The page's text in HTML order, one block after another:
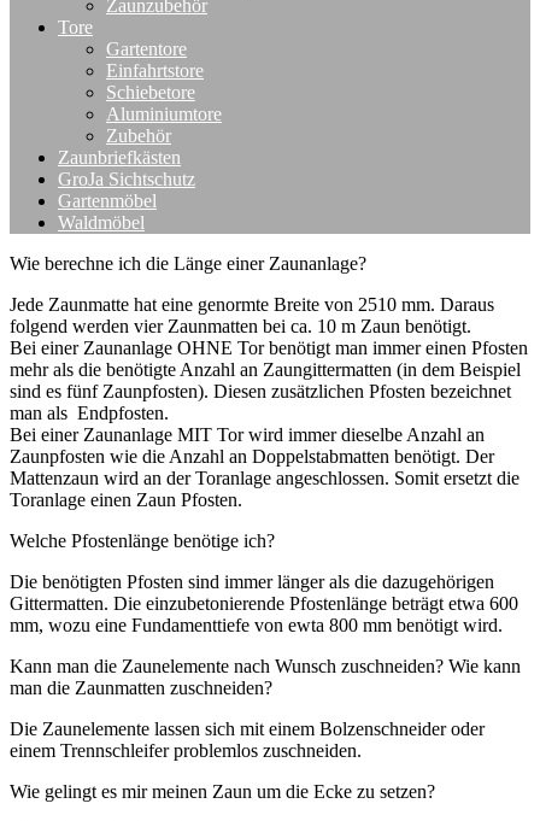
Zaunzubehör
Tore
Gartentore
Einfahrtstore
Schiebetore
Aluminiumtore
Zubehör
Zaunbriefkästen
GroJa Sichtschutz
Gartenmöbel
Waldmöbel
Wie berechne ich die Länge einer Zaunanlage?
Jede Zaunmatte hat eine genormte Breite von 2510 mm. Daraus
folgend werden vier Zaunmatten bei ca. 10 m Zaun benötigt.
Bei einer Zaunanlage OHNE Tor benötigt man immer einen Pfosten
mehr als die benötigte Anzahl an Zaungittermatten (in dem Beispiel
sind es fünf Zaunpfosten). Diesen zusätzlichen Pfosten bezeichnet
man als Endpfosten.
Bei einer Zaunanlage MIT Tor wird immer dieselbe Anzahl an
Zaunpfosten wie die Anzahl an Doppelstabmatten benötigt. Der
Mattenzaun wird an der Toranlage angeschlossen. Somit ersetzt die
Toranlage einen Zaun Pfosten.
Welche Pfostenlänge benötige ich?
Die benötigten Pfosten sind immer länger als die dazugehörigen
Gittermatten. Die einzubetonierende Pfostenlänge beträgt etwa 600
mm, wozu eine Fundamenttiefe von ewta 800 mm benötigt wird.
Kann man die Zaunelemente nach Wunsch zuschneiden? Wie kann
man die Zaunmatten zuschneiden?
Die Zaunelemente lassen sich mit einem Bolzenschneider oder
einem Trennschleifer problemlos zuschneiden.
Wie gelingt es mir meinen Zaun um die Ecke zu setzen?